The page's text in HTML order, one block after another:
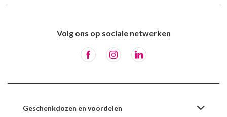
Volg ons op sociale netwerken
Geschenkdozen en voordelen